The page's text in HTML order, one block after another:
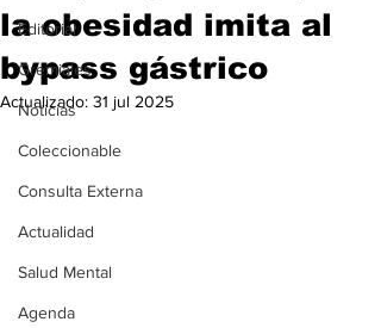
Editorial
Gremiales
Noticias
Coleccionable
Consulta Externa
Actualidad
Salud Mental
Agenda
la obesidad imita al
bypass gástrico
Actualizado: 31 jul 2025